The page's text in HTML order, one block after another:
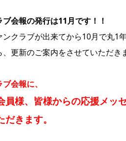
会報の発行は11月です！！
クラブが出来てから10月で丸1年
更新のご案内をさせていただき
会報に、
員様、皆様からの応援メッ
きます。